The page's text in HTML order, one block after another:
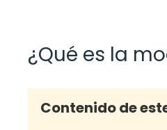
¿Qué es la
Contenido de